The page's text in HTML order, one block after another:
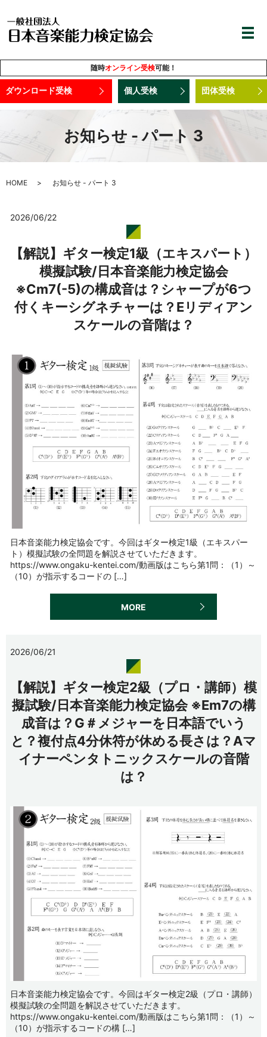
随時オンライン受検可能！
ダウンロード受検 個人受検 団体受検
お知らせ - パート 3
HOME お知らせ - パート 3
2026/06/22
【解説】ギター検定1級（エキスパート）
模擬試験/日本音楽能力検定協会
※Cm7(-5)の構成音は？シャープが6つ
付くキーシグネチャーは？Eリディアン
スケールの音階は？
日本音楽能力検定協会です。今回はギター検定1級（エキスパー
ト）模擬試験の全問題を解説させていただきます。
https://www.ongaku-kentei.com/動画版はこちら第1問：（1）～
（10）が指示するコードの […]
MORE
2026/06/21
【解説】ギター検定2級（プロ・講師）模
擬試験/日本音楽能力検定協会 ※Em7の構
成音は？G＃メジャーを日本語でいう
と？複付点4分休符が休める長さは？Aマ
イナーペンタトニックスケールの音階
は？
日本音楽能力検定協会です。今回はギター検定2級（プロ・講師）
模擬試験の全問題を解説させていただきます。
https://www.ongaku-kentei.com/動画版はこちら第1問：（1）～
（10）が指示するコードの構 […]